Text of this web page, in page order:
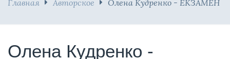
Главная Авторское Олена Кудренко - ЕКЗАМЕН
Олена Кудренко -